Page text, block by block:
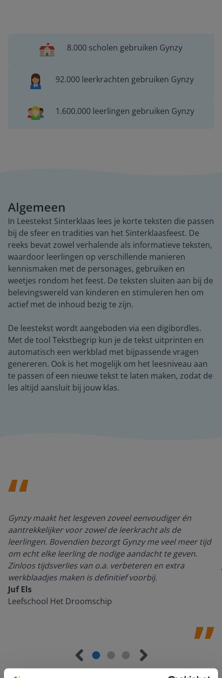
8.000 scholen gebruiken Gynzy
92.000 leerkrachten gebruiken Gynzy
1.600.000 leerlingen gebruiken Gynzy
Algemeen
In Leestekst Sinterklaas lees je korte teksten die passen
bij de sfeer en tradities van het Sinterklaasfeest. De
reeks bevat zowel verhalende als informatieve teksten,
waardoor leerlingen op verschillende manieren
kennismaken met de personages, gebruiken en
weetjes rondom het feest. De teksten sluiten aan bij de
belevingswereld van kinderen en stimuleren hen om
actief met de inhoud bezig te zijn.
De leestekst wordt aangeboden via een digibordles.
Met de tool Tekstbegrip kun je de tekst uitprinten en
automatisch een werkblad met bijpassende vragen
genereren. Ook is het mogelijk om het leesniveau aan
te passen of een nieuwe tekst te laten maken, zodat de
les altijd aansluit bij jouw klas.
Gynzy maakt het lesgeven zoveel eenvoudiger én
aantrekkelijker voor zowel de leerkracht als de
leerlingen. Bovendien bezorgt Gynzy me veel meer tijd
om echt elke leerling de nodige aandacht te geven.
Zinloos tijdsverlies van o.a. verbeteren en extra
werkblaadjes maken is definitief voorbij.
Juf Els
Leefschool Het Droomschip